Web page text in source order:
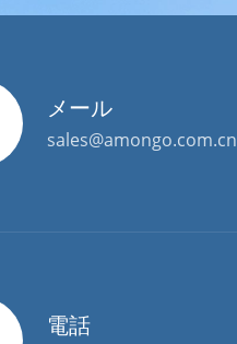
メール
sales@amongo.com.cn
電話